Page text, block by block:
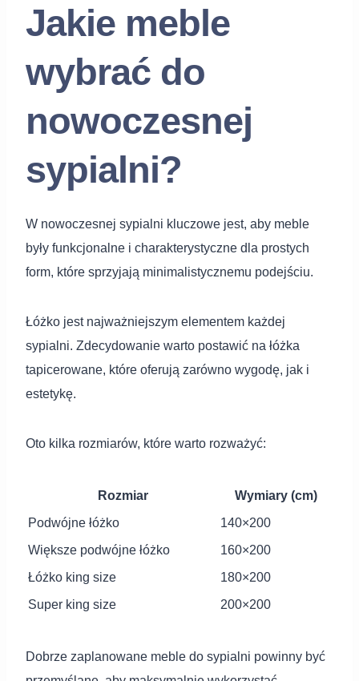
Jakie meble
wybrać do
nowoczesnej
sypialni?
W nowoczesnej sypialni kluczowe jest, aby meble
były funkcjonalne i charakterystyczne dla prostych
form, które sprzyjają minimalistycznemu podejściu.
Łóżko jest najważniejszym elementem każdej
sypialni. Zdecydowanie warto postawić na łóżka
tapicerowane, które oferują zarówno wygodę, jak i
estetykę.
Oto kilka rozmiarów, które warto rozważyć:
Rozmiar
Wymiary (cm)
Podwójne łóżko
140×200
Większe podwójne łóżko
160×200
Łóżko king size
180×200
Super king size
200×200
Dobrze zaplanowane meble do sypialni powinny być